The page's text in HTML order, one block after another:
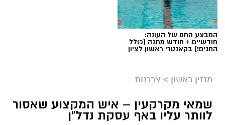
המבצע החם של העונה:
חודשיים + חודש מתנה (כולל
החגים!) בקאנטרי ראשון לציון
מגזין ראשון > צרכנות
שמאי מקרקעין – איש המקצוע שאסור
לוותר עליו באף עסקת נדל"ן